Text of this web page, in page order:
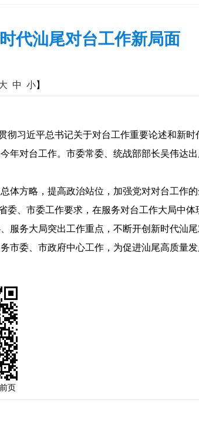
代汕尾对台工作新局面
中 小】
习近平总书记关于对台工作重要论述和新时
年对台工作。市委常委、统战部部长吴伟达
方略，提高政治站位，加强党对对台工作
、市委工作要求，在服务对台工作大局中体
服务大局突出工作重点，不断开创新时代汕
委、市政府中心工作，为促进汕尾高质量发
页